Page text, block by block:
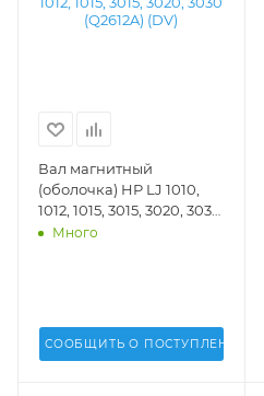
Вал магнитный
(оболочка) HP LJ 1010,
1012, 1015, 3015, 3020, 3030
(Q2612A) (DV) - DV-MRS-
Много
СООБЩИТЬ О ПОСТУПЛЕНИИ